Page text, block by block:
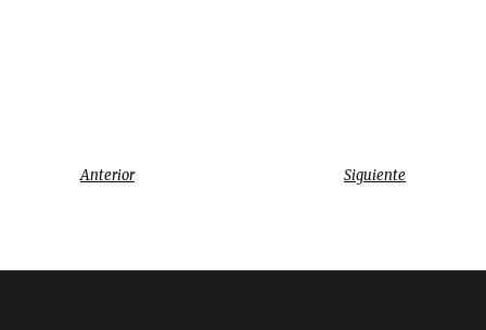
Anterior Siguiente